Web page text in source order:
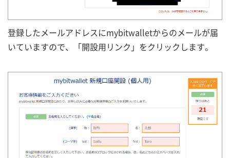
登録したメールアドレスにmybitwalletからのメールが届
いていますので、「開設用リンク」をクリックします。